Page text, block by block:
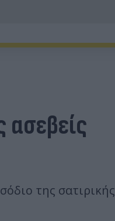
ασεβείς
της σατιρικής